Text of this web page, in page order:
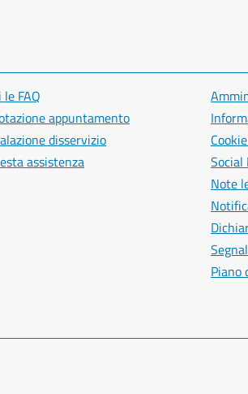
le FAQ
appuntamento
disservizio
assistenza
Social
Note
Piano